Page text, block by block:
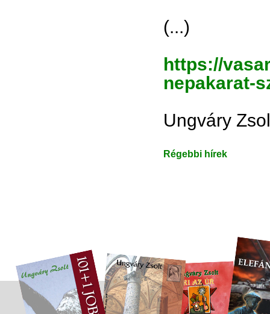
(...)
https://
nepakarat-
Ungváry
Régebbi hírek